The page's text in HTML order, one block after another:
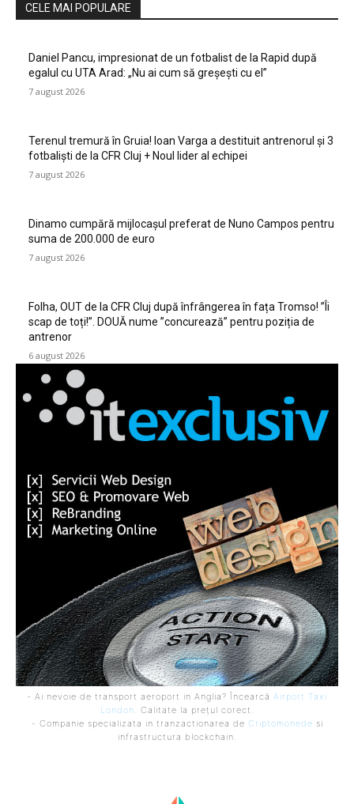
CELE MAI POPULARE
Daniel Pancu, impresionat de un fotbalist de la Rapid după
egalul cu UTA Arad: „Nu ai cum să greșești cu el”
7 august 2026
Terenul tremură în Gruia! Ioan Varga a destituit antrenorul și 3
fotbaliști de la CFR Cluj + Noul lider al echipei
7 august 2026
Dinamo cumpără mijlocașul preferat de Nuno Campos pentru
suma de 200.000 de euro
7 august 2026
Folha, OUT de la CFR Cluj după înfrângerea în fața Tromso! ”Îi
scap de toți!”. DOUĂ nume ”concurează” pentru poziția de
antrenor
6 august 2026
- Ai nevoie de transport aeroport in Anglia? Încearcă Airport Taxi
London . Calitate la prețul corect.
- Companie specializata in tranzactionarea de Criptomonede si
infrastructura blockchain.